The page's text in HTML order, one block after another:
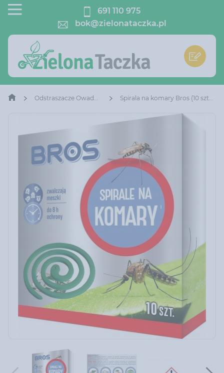
691 110 975
bok@zielonataczka.pl
Odstraszacze Owadów Spirala na komary Bros (10 sztuk)